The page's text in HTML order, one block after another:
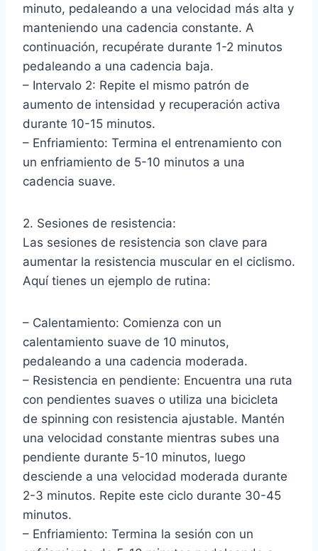
minuto, pedaleando a una velocidad más alta y
manteniendo una cadencia constante. A
continuación, recupérate durante 1-2 minutos
pedaleando a una cadencia baja.
– Intervalo 2: Repite el mismo patrón de
aumento de intensidad y recuperación activa
durante 10-15 minutos.
– Enfriamiento: Termina el entrenamiento con
un enfriamiento de 5-10 minutos a una
cadencia suave.
2. Sesiones de resistencia:
Las sesiones de resistencia son clave para
aumentar la resistencia muscular en el ciclismo.
Aquí tienes un ejemplo de rutina:
– Calentamiento: Comienza con un
calentamiento suave de 10 minutos,
pedaleando a una cadencia moderada.
– Resistencia en pendiente: Encuentra una ruta
con pendientes suaves o utiliza una bicicleta
de spinning con resistencia ajustable. Mantén
una velocidad constante mientras subes una
pendiente durante 5-10 minutos, luego
desciende a una velocidad moderada durante
2-3 minutos. Repite este ciclo durante 30-45
minutos.
– Enfriamiento: Termina la sesión con un